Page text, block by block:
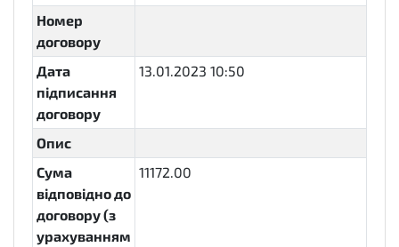
Номер
договору
Дата
підписання
договору
13.01.2023 10:50
Опис
Сума
відповідно до
договору (з
урахуванням
11172.00